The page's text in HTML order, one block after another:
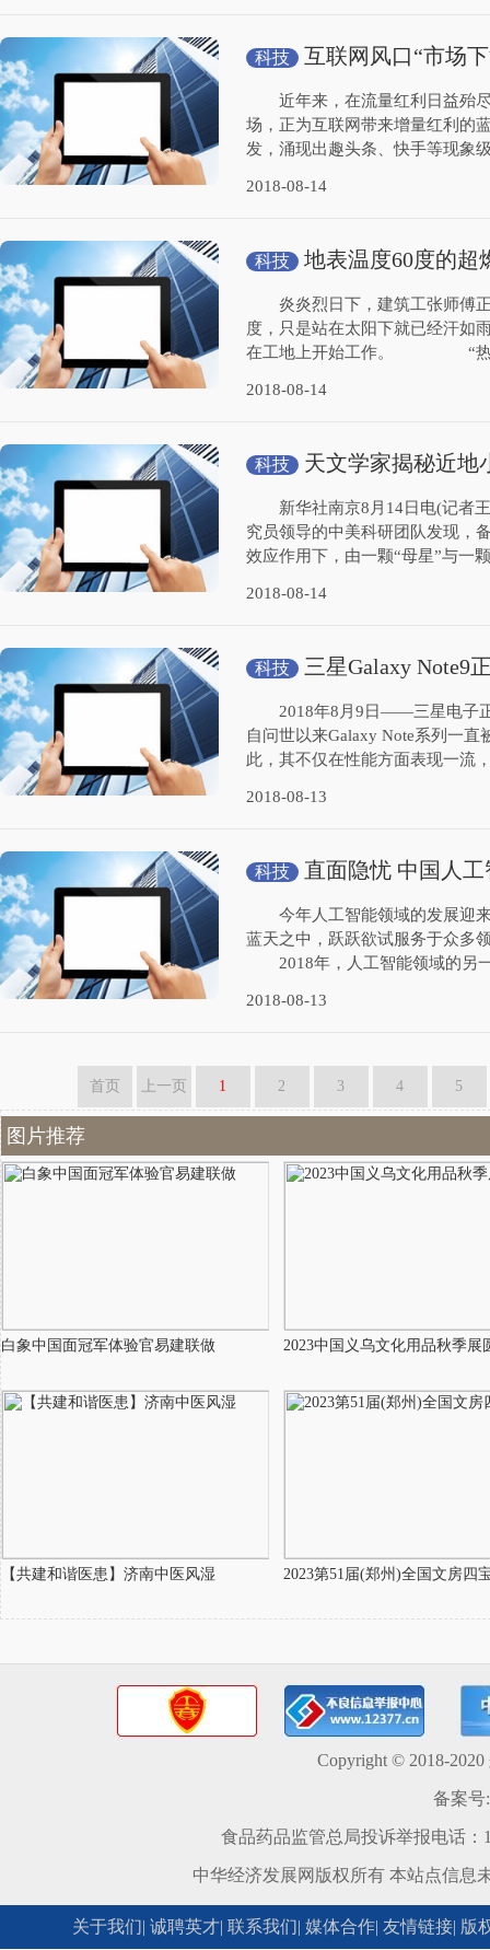
科技 互联网风口“市场
近年来，在流量红利日益殆尽
场，正为互联网带来增量红利的
发，涌现出趣头条、快手等现
2018-08-14
科技 地表温度60度的超
炎炎烈日下，建筑工张师傅正
度，只是站在太阳下就已经汗如
在工地上开始工作。 “热
2018-08-14
科技 天文学家揭秘近地
新华社南京8月14日电(记者王
究员领导的中美科研团队发现，
效应作用下，由一颗“母星”与一
2018-08-14
科技 三星Galaxy Note9
2018年8月9日——三星电子正
自问世以来Galaxy Note系列一
此，其不仅在性能方面表现一流
2018-08-13
科技 直面隐忧 中国人
今年人工智能领域的发展迎来
蓝天之中，跃跃欲试服务于众多
2018年，人工智能领域的另
2018-08-13
首页 上一页 1 2 3 4 5
图片推荐
白象中国面冠军体验官易建联做 2023中国义乌文化用品秋季展
【共建和谐医患】济南中医风湿 2023第51届(郑州)全国文房四
Copyright © 2018-
备案号:
食品药品监管总局投诉举报电话
中华经济发展网版权所有 本站点信息
关于我们| 诚聘英才| 联系我们| 媒体合作| 友情链接| 版